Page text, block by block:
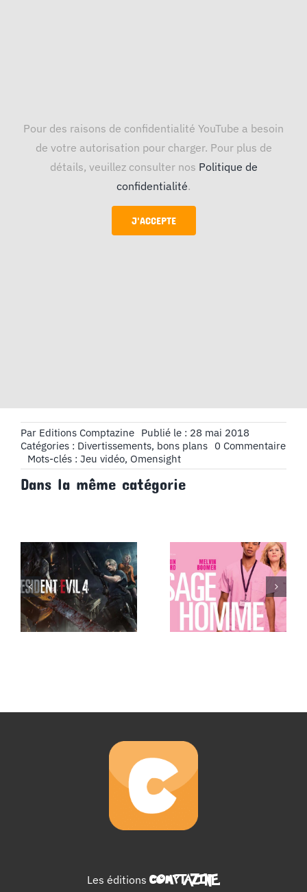
Pour des raisons de confidentialité YouTube a besoin
de votre autorisation pour charger. Pour plus de
détails, veuillez consulter nos Politique de
confidentialité.
J'ACCEPTE
Par Editions Comptazine Publié le : 28 mai 2018
Catégories : Divertissements, bons plans 0 Commentaireon
Mots-clés : Jeu vidéo, Omensight
Dans la même catégorie
Jeu video :
Resident Evil
4
Cinéma :
Sage-Homme
Les éditions COMPTAZINE.